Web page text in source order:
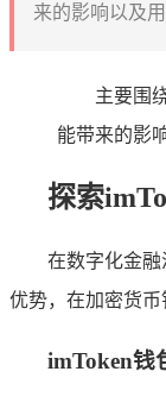
来的影响以及
主要围
能带来的影
探索
在数字化金
优势，在加密货币
imToken钱